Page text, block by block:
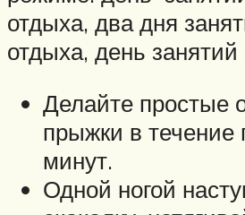
отдыха, два дня
отдыха, день
Делайте простые
прыжки в течение
минут.
Одной ногой